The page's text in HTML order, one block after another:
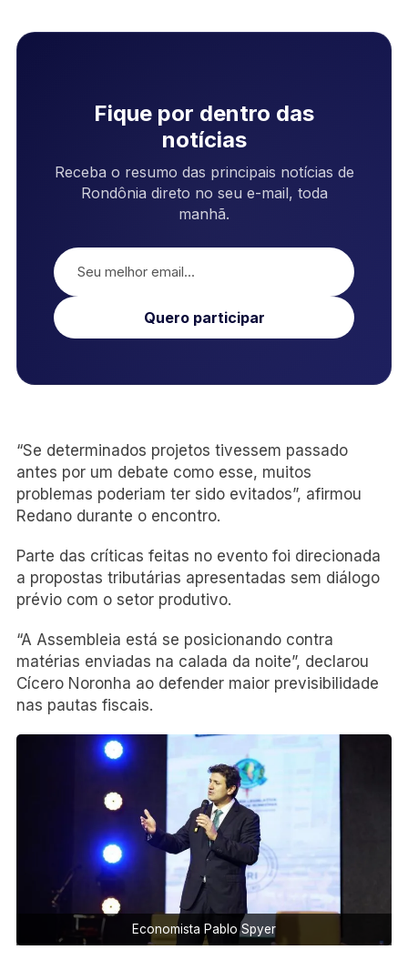
Fique por dentro das
notícias
Receba o resumo das principais notícias de
Rondônia direto no seu e-mail, toda
manhã.
Quero participar
“Se determinados projetos tivessem passado
antes por um debate como esse, muitos
problemas poderiam ter sido evitados”, afirmou
Redano durante o encontro.
Parte das críticas feitas no evento foi direcionada
a propostas tributárias apresentadas sem diálogo
prévio com o setor produtivo.
“A Assembleia está se posicionando contra
matérias enviadas na calada da noite”, declarou
Cícero Noronha ao defender maior previsibilidade
nas pautas fiscais.
Economista Pablo Spyer